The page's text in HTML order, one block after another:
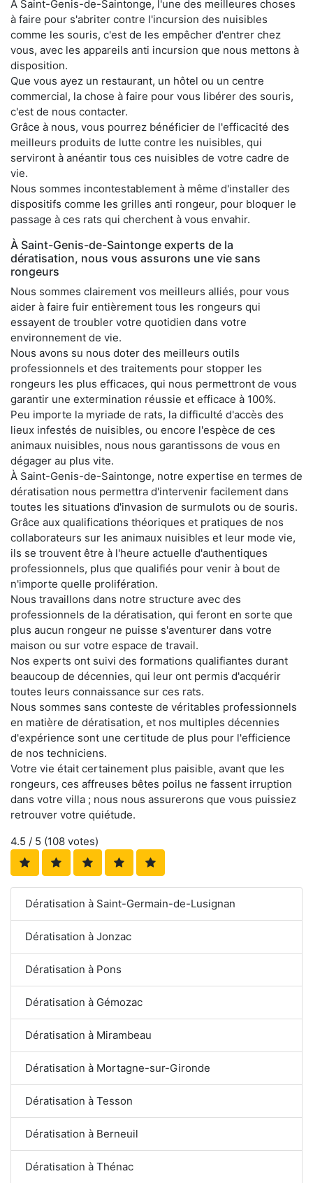
À Saint-Genis-de-Saintonge, l'une des meilleures choses
à faire pour s'abriter contre l'incursion des nuisibles
comme les souris, c'est de les empêcher d'entrer chez
vous, avec les appareils anti incursion que nous mettons à
disposition.
Que vous ayez un restaurant, un hôtel ou un centre
commercial, la chose à faire pour vous libérer des souris,
c'est de nous contacter.
Grâce à nous, vous pourrez bénéficier de l'efficacité des
meilleurs produits de lutte contre les nuisibles, qui
serviront à anéantir tous ces nuisibles de votre cadre de
vie.
Nous sommes incontestablement à même d'installer des
dispositifs comme les grilles anti rongeur, pour bloquer le
passage à ces rats qui cherchent à vous envahir.
À Saint-Genis-de-Saintonge experts de la
dératisation, nous vous assurons une vie sans
rongeurs
Nous sommes clairement vos meilleurs alliés, pour vous
aider à faire fuir entièrement tous les rongeurs qui
essayent de troubler votre quotidien dans votre
environnement de vie.
Nous avons su nous doter des meilleurs outils
professionnels et des traitements pour stopper les
rongeurs les plus efficaces, qui nous permettront de vous
garantir une extermination réussie et efficace à 100%.
Peu importe la myriade de rats, la difficulté d'accès des
lieux infestés de nuisibles, ou encore l'espèce de ces
animaux nuisibles, nous nous garantissons de vous en
dégager au plus vite.
À Saint-Genis-de-Saintonge, notre expertise en termes de
dératisation nous permettra d'intervenir facilement dans
toutes les situations d'invasion de surmulots ou de souris.
Grâce aux qualifications théoriques et pratiques de nos
collaborateurs sur les animaux nuisibles et leur mode vie,
ils se trouvent être à l'heure actuelle d'authentiques
professionnels, plus que qualifiés pour venir à bout de
n'importe quelle prolifération.
Nous travaillons dans notre structure avec des
professionnels de la dératisation, qui feront en sorte que
plus aucun rongeur ne puisse s'aventurer dans votre
maison ou sur votre espace de travail.
Nos experts ont suivi des formations qualifiantes durant
beaucoup de décennies, qui leur ont permis d'acquérir
toutes leurs connaissance sur ces rats.
Nous sommes sans conteste de véritables professionnels
en matière de dératisation, et nos multiples décennies
d'expérience sont une certitude de plus pour l'efficience
de nos techniciens.
Votre vie était certainement plus paisible, avant que les
rongeurs, ces affreuses bêtes poilus ne fassent irruption
dans votre villa ; nous nous assurerons que vous puissiez
retrouver votre quiétude.
4.5 / 5 (108 votes)
Dératisation à Saint-Germain-de-Lusignan
Dératisation à Jonzac
Dératisation à Pons
Dératisation à Gémozac
Dératisation à Mirambeau
Dératisation à Mortagne-sur-Gironde
Dératisation à Tesson
Dératisation à Berneuil
Dératisation à Thénac